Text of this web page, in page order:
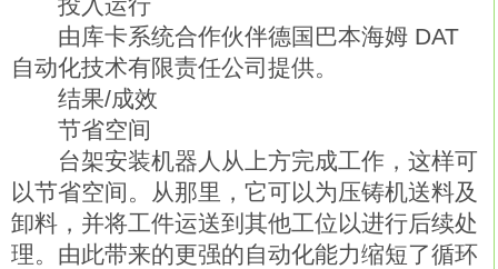
投入运行
由库卡系统合作伙伴德国巴本海姆 DAT
自动化技术有限责任公司提供。
结果/成效
节省空间
台架安装机器人从上方完成工作，这样可
以节省空间。从那里，它可以为压铸机送料及
卸料，并将工件运送到其他工位以进行后续处
理。由此带来的更强的自动化能力缩短了循环